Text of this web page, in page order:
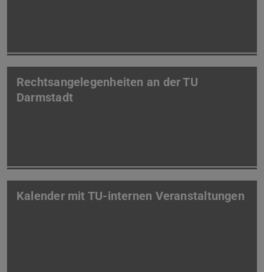
Rechtsangelegenheiten an der TU
Darmstadt
Kalender mit TU-internen Veranstaltungen